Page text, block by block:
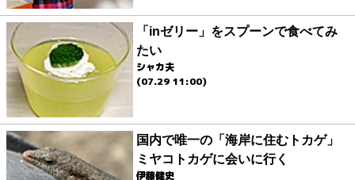
「inゼリー」をスプーンで食べてみ
たい
シャカ夫
(07.29 11:00)
国内で唯一の「海岸に住むトカゲ」
ミヤコトカゲに会いに行く
伊藤健史